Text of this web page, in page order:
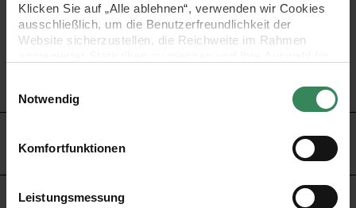
Klicken Sie auf „Alle ablehnen“, verwenden wir Cookies
ausschließlich, um die Benutzerfreundlichkeit der
Website sicherzustellen, die Reichweite im Rahmen
Ihre Einwilligung ist freiwillig und kann jederzeit über den
Link „Cookie-Einstellungen“ im Fußbereich der Seite
verwendeten Technologien und den Empfängern der
Daten finden Sie in unserer Datenschutzerklärung.
Notwendig
Komfortfunktionen
Leistungsmessung
Farbe: aqua
Material: Papier
Maße: Durchmesser 40 cm, 30 cm und 25 cm
HERSTELLER